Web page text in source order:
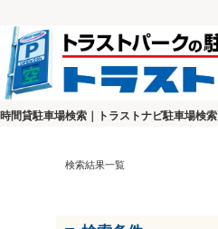
時間貸駐車場検索｜トラストナビ駐車場検索
検索結果一覧